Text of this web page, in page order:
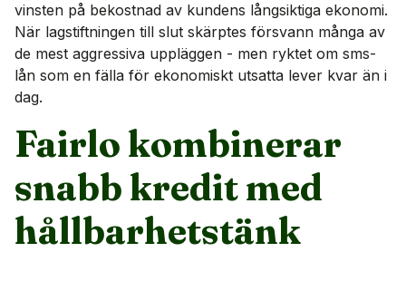
vinsten på bekostnad av kundens långsiktiga ekonomi.
När lagstiftningen till slut skärptes försvann många av
de mest aggressiva uppläggen - men ryktet om sms-
lån som en fälla för ekonomiskt utsatta lever kvar än i
dag.
Fairlo kombinerar
snabb kredit med
hållbarhetstänk